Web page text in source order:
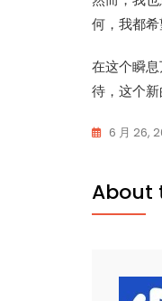
何，我都
在这个瞬
待，这个新
6 月 26,
About